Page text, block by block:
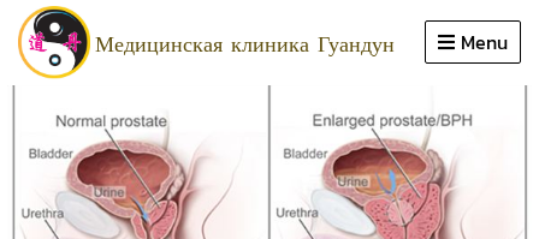
Медицинская клиника Гуандун Menu
Close
продвижение
области знаний